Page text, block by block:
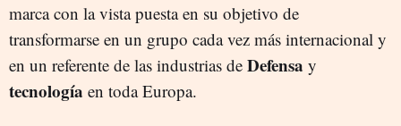
marca con la vista puesta en su objetivo de
transformarse en un grupo cada vez más internacional y
en un referente de las industrias de Defensa y
tecnología en toda Europa.